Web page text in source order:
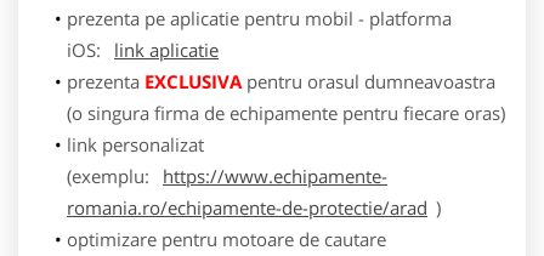
prezenta pe aplicatie pentru mobil - platforma
iOS:
link aplicatie
prezenta EXCLUSIVApentru orasul dumneavoastra
(o singura firma de echipamente pentru fiecare oras)
link personalizat
(exemplu:
https://www.echipamente-
romania.ro/echipamente-de-protectie/arad )
optimizare pentru motoare de cautare